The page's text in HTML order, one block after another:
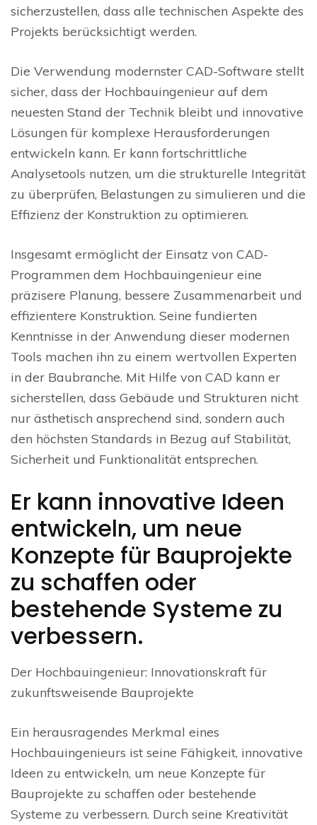
sicherzustellen, dass alle technischen Aspekte des
Projekts berücksichtigt werden.
Die Verwendung modernster CAD-Software stellt
sicher, dass der Hochbauingenieur auf dem
neuesten Stand der Technik bleibt und innovative
Lösungen für komplexe Herausforderungen
entwickeln kann. Er kann fortschrittliche
Analysetools nutzen, um die strukturelle Integrität
zu überprüfen, Belastungen zu simulieren und die
Effizienz der Konstruktion zu optimieren.
Insgesamt ermöglicht der Einsatz von CAD-
Programmen dem Hochbauingenieur eine
präzisere Planung, bessere Zusammenarbeit und
effizientere Konstruktion. Seine fundierten
Kenntnisse in der Anwendung dieser modernen
Tools machen ihn zu einem wertvollen Experten
in der Baubranche. Mit Hilfe von CAD kann er
sicherstellen, dass Gebäude und Strukturen nicht
nur ästhetisch ansprechend sind, sondern auch
den höchsten Standards in Bezug auf Stabilität,
Sicherheit und Funktionalität entsprechen.
Er kann innovative Ideen
entwickeln, um neue
Konzepte für Bauprojekte
zu schaffen oder
bestehende Systeme zu
verbessern.
Der Hochbauingenieur: Innovationskraft für
zukunftsweisende Bauprojekte
Ein herausragendes Merkmal eines
Hochbauingenieurs ist seine Fähigkeit, innovative
Ideen zu entwickeln, um neue Konzepte für
Bauprojekte zu schaffen oder bestehende
Systeme zu verbessern. Durch seine Kreativität